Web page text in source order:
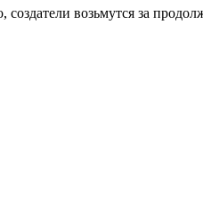
возьмутся за